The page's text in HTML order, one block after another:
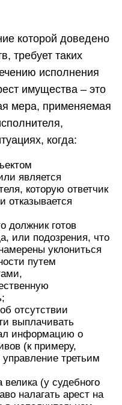
которой доведено
требует таких
исполнения
имущества – это
мера, применяемая
когда:
является
которую ответчик
отказывается
должник готов
или подозрения, что
уклониться
путем
отсутствии
выплачивать
информацию о
(к примеру,
третьим
(у судебного
налагать арест на